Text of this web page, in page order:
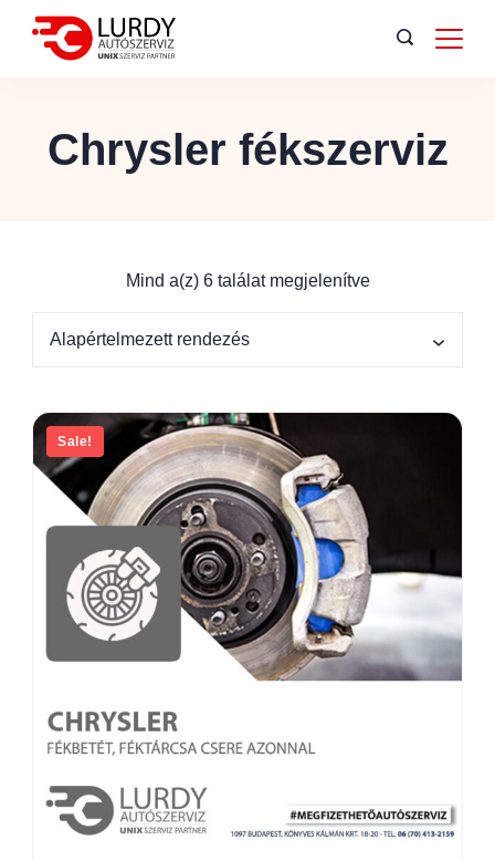
Chrysler fékszerviz
Mind a(z) 6 találat megjelenítve
Sale!